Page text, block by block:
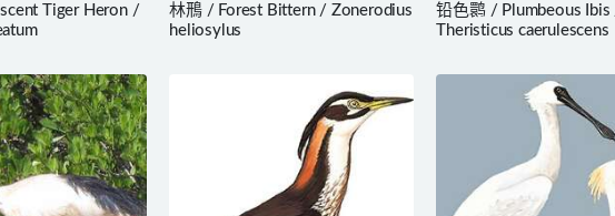
Tiger Heron /
林鳽 / Forest Bittern / Zonerodius
heliosylus
铅色鹮 / Plumbeous Ibis
Theristicus caerulescens